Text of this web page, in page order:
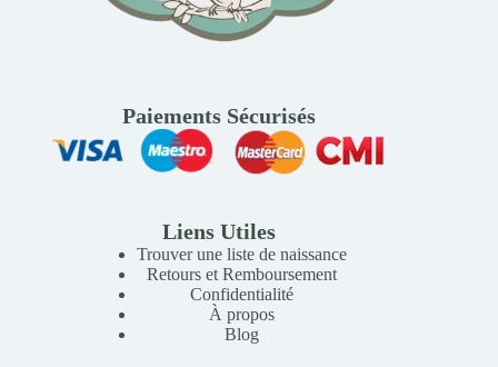
Paiements Sécurisés
Liens Utiles
Trouver une liste de naissance
Retours et Remboursement
Confidentialité
À propos
Blog